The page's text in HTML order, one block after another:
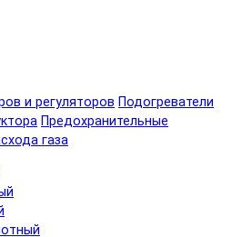
и регуляторов Подогреватели
Предохранительные
газа